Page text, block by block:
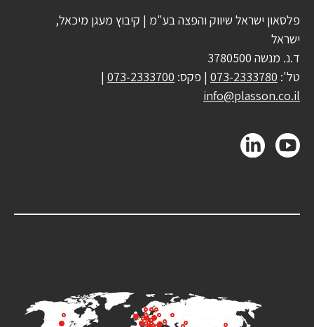
פלסאון ישראל שיווק והפצה בע"מ | קיבוץ מעגן מיכאל,
ישראל
ד.נ. מנשה 3780500
טל': 073-2333780 | פקס: 073-2333700
|
info@plasson.co.il